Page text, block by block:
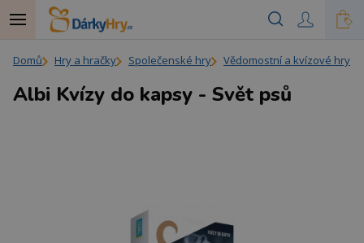
Domů Hry a hračky Společenské hry Vědomostní a kvízové hry
Albi Kvízy do kapsy - Svět psů